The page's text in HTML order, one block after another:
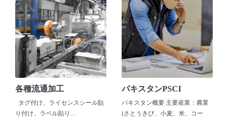
各種流通加工
タグ付け、ライセンスシール貼
り付け、ラベル貼り…
パキスタンPSCI
パキスタン概要 主要産業：農業
(さとうきび、小麦、米、コー